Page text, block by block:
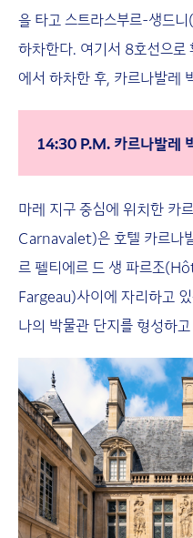
을 타고 스트라스부르-생
하차한다. 여기서 8호선으
에서 하차한 후, 카르나발레
14:30 P.M. 카르나발레
마레 지구 중심에 위치한 카
Carnavalet)은 호텔 카르
르 펠티에르 드 생 파르조
Fargeau)사이에 자리하고
나의 박물관 단지를 형성하